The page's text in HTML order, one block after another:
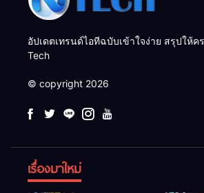
อัปเดตเทรนด์ไอทีฉบับเข้าใจง่าย สรุปให้ค
Tech
© copyright 2026
เรื่องมาใหม่